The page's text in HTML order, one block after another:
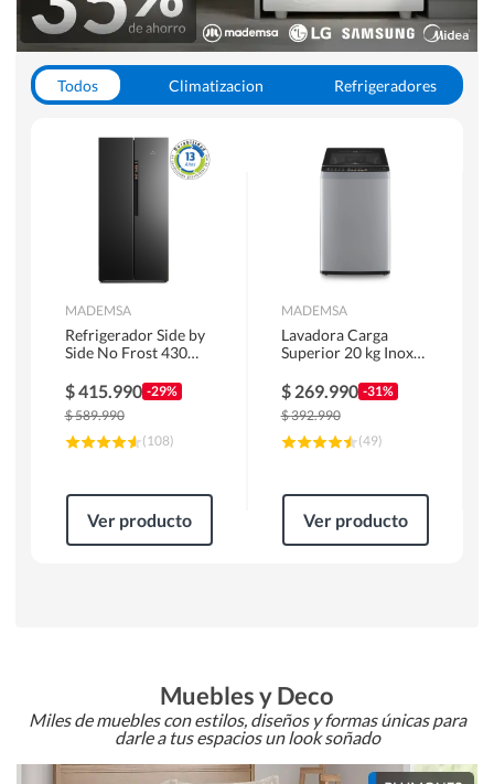
Todos Climatizacion
Refrigeradores
Hornos y Microondas
MADEMSA
Refrigerador Side by
Side No Frost 430
MAS430B
$415.990 -29%
$589.990
(108)
Ver producto
MADEMSA
Lavadora Carga
Superior 20 kg Inox
$ 269.990 -31%
$392.990
(49)
Ver producto
Muebles y Deco
Miles de muebles con estilos, diseños y formas únicas para
darle a tus espacios un look soñado